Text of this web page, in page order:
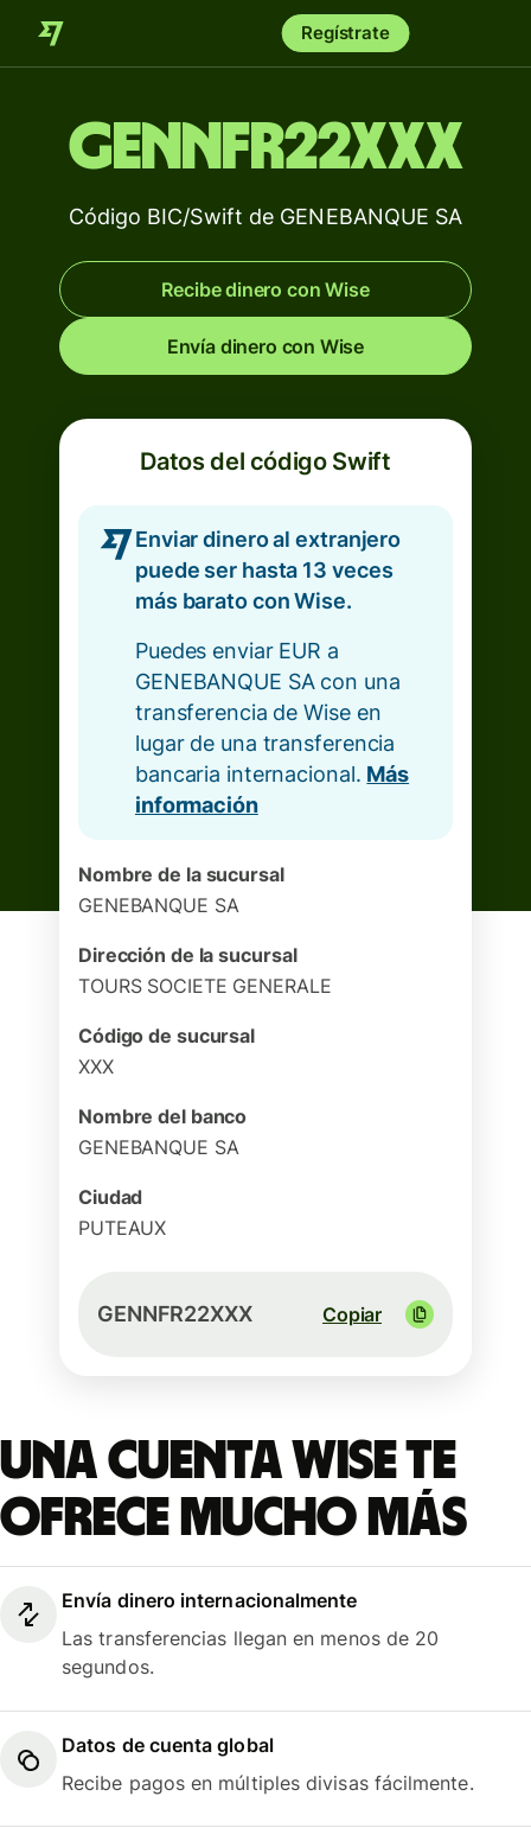
Regístrate
GENNFR22XXX
Código BIC/Swift de GENEBANQUE SA
Recibe dinero con Wise
Envía dinero con Wise
Datos del código Swift
Enviar dinero al extranjero
puede ser hasta 13 veces
más barato con Wise.
Puedes enviar EUR a
GENEBANQUE SA con una
transferencia de Wise en
lugar de una transferencia
bancaria internacional. Más
información
Nombre de la sucursal
GENEBANQUE SA
Dirección de la sucursal
TOURS SOCIETE GENERALE
Código de sucursal
XXX
Nombre del banco
GENEBANQUE SA
Ciudad
PUTEAUX
GENNFR22XXX Copiar
Una cuenta Wise te
ofrece mucho más
Envía dinero internacionalmente
Las transferencias llegan en menos de 20
segundos.
Datos de cuenta global
Recibe pagos en múltiples divisas fácilmente.